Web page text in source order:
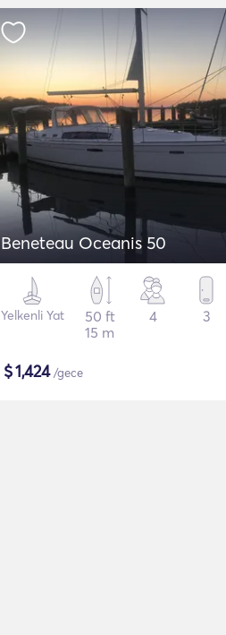
Beneteau Oceanis 50
Yelkenli Yat
50 ft
15 m
4 3
$1,424/gece